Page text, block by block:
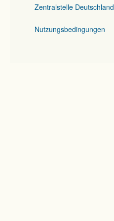
Zentralstelle Deutschland
Nutzungsbedingungen